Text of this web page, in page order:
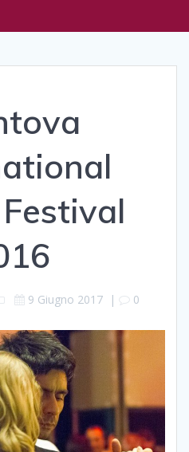
9 Giugno 2017| 0